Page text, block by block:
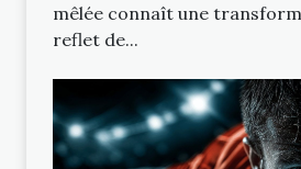
mêlée connaît une
reflet de...